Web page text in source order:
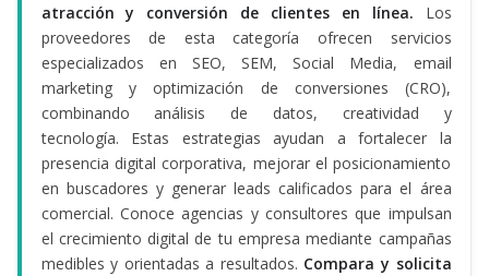
atracción y conversión de clientes en línea. Los
proveedores de esta categoría ofrecen servicios
especializados en SEO, SEM, Social Media, email
marketing y optimización de conversiones (CRO),
combinando análisis de datos, creatividad y
tecnología. Estas estrategias ayudan a fortalecer la
presencia digital corporativa, mejorar el posicionamiento
en buscadores y generar leads calificados para el área
comercial. Conoce agencias y consultores que impulsan
el crecimiento digital de tu empresa mediante campañas
medibles y orientadas a resultados. Compara y solicita